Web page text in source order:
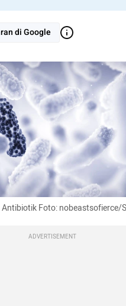
di Google
Antibiotik Foto: nobeastsofierce/
ADVERTISEMENT